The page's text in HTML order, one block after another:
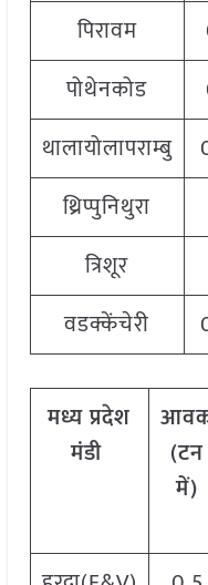
पिरावम
पोथेनकोड
थालायोलापराम्बु
थ्रिप्पुनिथुरा
त्रिशूर
वडक्केंचेरी
मध्यप्रदेश
मंडी
(टन
में)